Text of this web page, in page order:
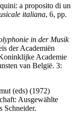
a proposito di un
italiana, 6, pp.
in der Musik
der Academiën
Academie
van België. 3:
(eds) (1972)
Ausgewählte
Schneider.